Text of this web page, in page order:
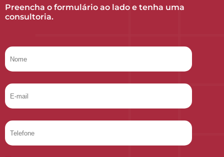
Preencha o formulário ao lado e tenha uma
consultoria.